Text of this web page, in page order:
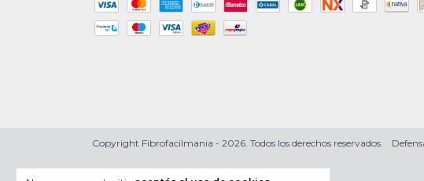
Copyright Fibrofacilmania - 2026. Todos los derechos reservados.